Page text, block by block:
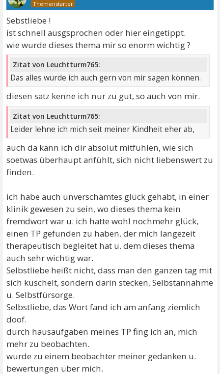
Sebstliebe !
ist schnell ausgsprochen oder hier eingetippt.
wie wurde dieses thema mir so enorm wichtig ?
Zitat von Leuchtturm765:
Das alles würde ich auch gern von mir sagen können.
diesen satz kenne ich nur zu gut, so auch von mir.
Zitat von Leuchtturm765:
Leider lehne ich mich seit meiner Kindheit eher ab,
auch da kann ich dir absolut mitfühlen, wie sich
soetwas überhaupt anfühlt, sich nicht liebenswert zu
finden.
ich habe auch unverschämtes glück gehabt, in einer
klinik gewesen zu sein, wo dieses thema kein
fremdwort war u. ich hatte wohl nochmehr glück,
einen TP gefunden zu haben, der mich langezeit
therapeutisch begleitet hat u. dem dieses thema
auch sehr wichtig war.
Selbstliebe heißt nicht, dass man den ganzen tag mit
sich kuschelt, sondern darin stecken, Selbstannahme
u. Selbstfürsorge.
Selbstliebe, das Wort fand ich am anfang ziemlich
doof.
durch hausaufgaben meines TP fing ich an, mich
mehr zu beobachten.
wurde zu einem beobachter meiner gedanken u.
bewertungen über mich.